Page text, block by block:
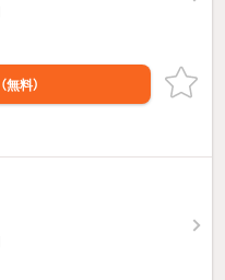
（無料）